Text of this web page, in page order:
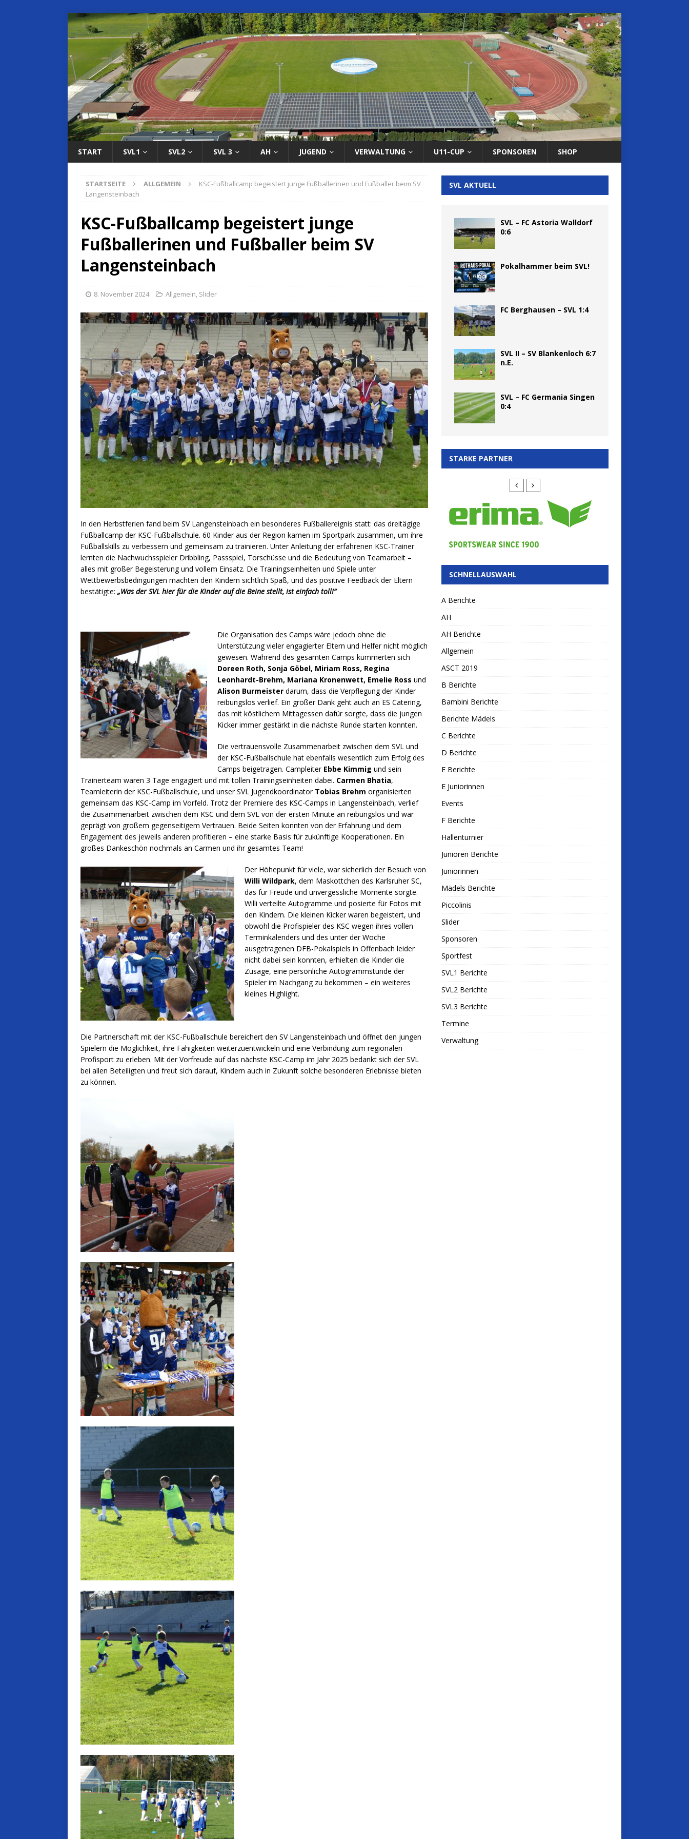
START SVL1 SVL2 SVL 3 AH JUGEND VERWALTUNG U11-CUP SPONSOREN SHOP
STARTSEITE ALLGEMEIN
KSC-Fußballcamp begeistert junge Fußballerinen und Fußballer beim SV
Langensteinbach
KSC-Fußballcamp begeistert junge
Fußballerinen und Fußballer beim SV
Langensteinbach
8. November 2024 Allgemein, Slider
In den Herbstferien fand beim SV Langensteinbach ein besonderes Fußballereignis statt: das dreitägige
Fußballcamp der KSC-Fußballschule. 60 Kinder aus der Region kamen im Sportpark zusammen, um ihre
Fußballskills zu verbessern und gemeinsam zu trainieren. Unter Anleitung der erfahrenen KSC-Trainer
lernten die Nachwuchsspieler Dribbling, Passspiel, Torschüsse und die Bedeutung von Teamarbeit –
alles mit großer Begeisterung und vollem Einsatz. Die Trainingseinheiten und Spiele unter
Wettbewerbsbedingungen machten den Kindern sichtlich Spaß, und das positive Feedback der Eltern
bestätigte: „Was der SVL hier für die Kinder auf die Beine stellt, ist einfach toll!“
Die Organisation des Camps wäre jedoch ohne die
Unterstützung vieler engagierter Eltern und Helfer nicht möglich
gewesen. Während des gesamten Camps kümmerten sich
Doreen Roth, Sonja Göbel, Miriam Ross, Regina
Leonhardt-Brehm, Mariana Kronenwett, Emelie Ross und
Alison Burmeister darum, dass die Verpflegung der Kinder
reibungslos verlief. Ein großer Dank geht auch an ES Catering,
das mit köstlichem Mittagessen dafür sorgte, dass die jungen
Kicker immer gestärkt in die nächste Runde starten konnten.
Die vertrauensvolle Zusammenarbeit zwischen dem SVL und
der KSC-Fußballschule hat ebenfalls wesentlich zum Erfolg des
Camps beigetragen. Campleiter Ebbe Kimmig und sein
Trainerteam waren 3 Tage engagiert und mit tollen Trainingseinheiten dabei. Carmen Bhatia,
Teamleiterin der KSC-Fußballschule, und unser SVL Jugendkoordinator Tobias Brehm organisierten
gemeinsam das KSC-Camp im Vorfeld. Trotz der Premiere des KSC-Camps in Langensteinbach, verlief
die Zusammenarbeit zwischen dem KSC und dem SVL von der ersten Minute an reibungslos und war
geprägt von großem gegenseitigem Vertrauen. Beide Seiten konnten von der Erfahrung und dem
Engagement des jeweils anderen profitieren – eine starke Basis für zukünftige Kooperationen. Ein
großes Dankeschön nochmals an Carmen und ihr gesamtes Team!
Der Höhepunkt für viele, war sicherlich der Besuch von
Willi Wildpark, dem Maskottchen des Karlsruher SC,
das für Freude und unvergessliche Momente sorgte.
Willi verteilte Autogramme und posierte für Fotos mit
den Kindern. Die kleinen Kicker waren begeistert, und
obwohl die Profispieler des KSC wegen ihres vollen
Terminkalenders und des unter der Woche
ausgetragenen DFB-Pokalspiels in Offenbach leider
nicht dabei sein konnten, erhielten die Kinder die
Zusage, eine persönliche Autogrammstunde der
Spieler im Nachgang zu bekommen – ein weiteres
kleines Highlight.
Die Partnerschaft mit der KSC-Fußballschule bereichert den SV Langensteinbach und öffnet den jungen
Spielern die Möglichkeit, ihre Fähigkeiten weiterzuentwickeln und eine Verbindung zum regionalen
Profisport zu erleben. Mit der Vorfreude auf das nächste KSC-Camp im Jahr 2025 bedankt sich der SVL
bei allen Beteiligten und freut sich darauf, Kindern auch in Zukunft solche besonderen Erlebnisse bieten
zu können.
SVL AKTUELL
SVL – FC Astoria Walldorf
0:6
Pokalhammer beim SVL!
FC Berghausen – SVL 1:4
SVL II – SV Blankenloch 6:7
n.E.
SVL – FC Germania Singen
0:4
STARKE PARTNER
SCHNELLAUSWAHL
A Berichte
AH
AH Berichte
Allgemein
ASCT 2019
B Berichte
Bambini Berichte
Berichte Mädels
C Berichte
D Berichte
E Berichte
E Juniorinnen
Events
F Berichte
Hallenturnier
Junioren Berichte
Juniorinnen
Mädels Berichte
Piccolinis
Slider
Sponsoren
Sportfest
SVL1 Berichte
SVL2 Berichte
SVL3 Berichte
Termine
Verwaltung